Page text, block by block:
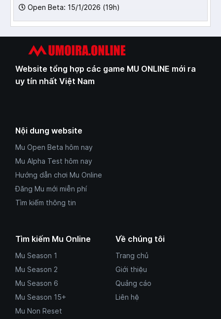
Open Beta: 15/1/2026 (19h)
Website tổng hợp các game MU ONLINE mới ra
uy tín nhất Việt Nam
Nội dung website
Mu Open Beta hôm nay
Mu Alpha Test hôm nay
Hướng dẫn chơi Mu Online
Đăng Mu mới miễn phí
Tìm kiếm thông tin
Tìm kiếm Mu Online
Mu Season 1
Mu Season 2
Mu Season 6
Mu Season 15+
Mu Non Reset
Về chúng tôi
Trang chủ
Giới thiệu
Quảng cáo
Liên hệ